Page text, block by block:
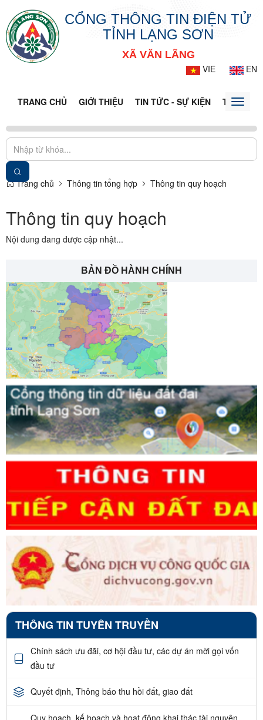
CỔNG THÔNG TIN ĐIỆN TỬ
TỈNH LẠNG SƠN
XÃ VĂN LÃNG
VIE
EN
TRANG CHỦ GIỚI THIỆU TIN TỨC - SỰ KIỆN THÔNG
Toggle
Trang chủ Thông tin tổng hợp Thông tin quy hoạch
Thông tin quy hoạch
Nội dung đang được cập nhật...
BẢN ĐỒ HÀNH CHÍNH
THÔNG TIN TUYÊN TRUYỀN
Chính sách ưu đãi, cơ hội đầu tư, các dự án mời gọi vốn
đầu tư
Quyết định, Thông báo thu hồi đất, giao đất
Quy hoạch, kế hoạch và hoạt động khai thác tài nguyên